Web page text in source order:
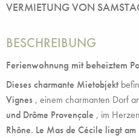
VERMIETUNG VON
BESCHREIBUNG
Ferienwohnung mit beheiztem
Dieses charmante Mietobjekt
Vignes , einem charmanten Dorf
und Drôme Provençale , im
Rhône. Le Mas de Cécile liegt am